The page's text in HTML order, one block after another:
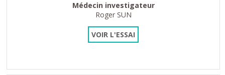
Médecin investigateur
Roger SUN
VOIR L'ESSAI